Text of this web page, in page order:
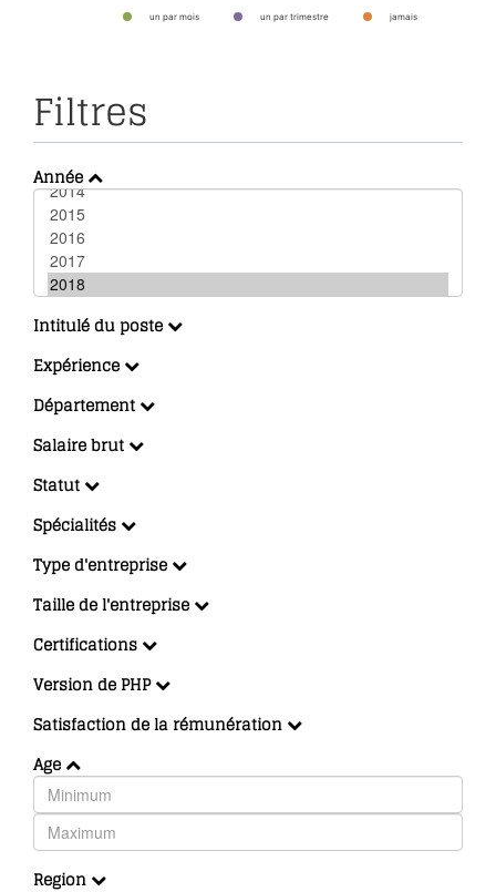
un par mois un par trimestre jamais
Filtres
Année
Intitulé du poste
Expérience
Département
Salaire brut
Statut
Spécialités
Type d'entreprise
Taille de l'entreprise
Certifications
Version de PHP
Satisfaction de la rémunération
Age
Region